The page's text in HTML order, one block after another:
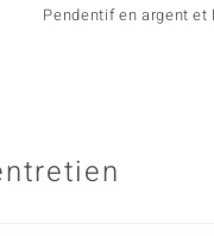
Pendentif en argent et